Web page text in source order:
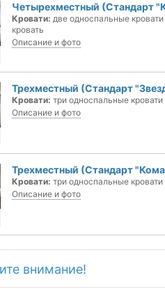
Четырехместный (Стандарт
Кровати: две односпальные
кровать
Описание и фото
Трехместный (Стандарт
Кровати: три односпальные кровати
Описание и фото
Трехместный (Стандарт
Кровати: три односпальные кровати
Описание и фото
внимание!